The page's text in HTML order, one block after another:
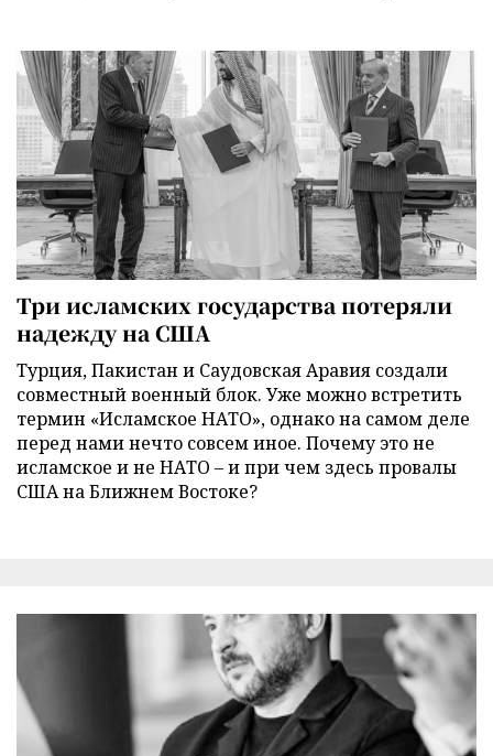
Три исламских государства потеряли
надежду на США
Турция, Пакистан и Саудовская Аравия создали
совместный военный блок. Уже можно встретить
термин «Исламское НАТО», однако на самом деле
перед нами нечто совсем иное. Почему это не
исламское и не НАТО – и при чем здесь провалы
США на Ближнем Востоке?